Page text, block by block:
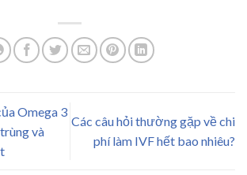
Omega 3
và
Các câu hỏi thường gặp về chi
phí làm IVF hết bao nhiêu?